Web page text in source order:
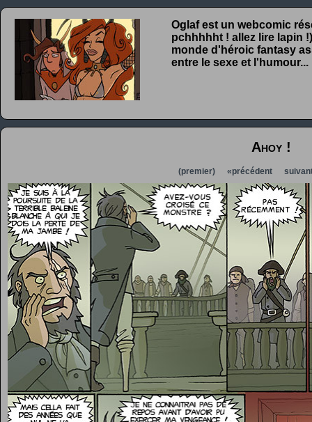
Oglaf est un webcomic
pchhhhht ! allez lire lapin
monde d'héroic fantasy
entre le sexe et l'humour...
Ahoy !
(premier) «précédent